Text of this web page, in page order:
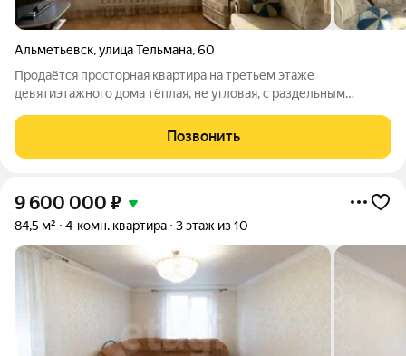
Альметьевск,улица Тельмана,60
Продаётся просторная квартира на третьем этаже
девятиэтажного дома тёплая, не угловая, с раздельным
входами станет уютным дополнением к жилому пространству
Практически вся мебель остаётся новым
Позвонить
9 600 000 ₽
84,5 м² 4-комн. квартира 3 этаж из 10